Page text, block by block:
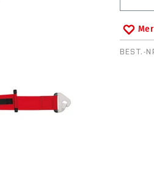
BEST.-